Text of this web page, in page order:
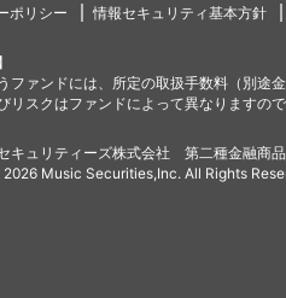
ポリシー 情報セキュリティ基本方針
ファンドには、所定の取扱手数料（別途
リスクはファンドによって異なりますの
キュリティーズ株式会社 第二種金融商
Music Securities,Inc. All Rights